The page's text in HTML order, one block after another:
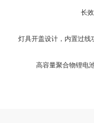
长
灯具开盖设计，内置过线
高容量聚合物锂电